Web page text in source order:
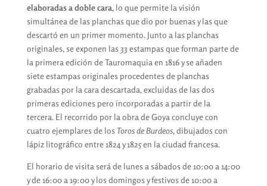
elaboradas a doble cara, lo que permite la visión
simultánea de las planchas que dio por buenas y las que
descartó en un primer momento. Junto a las planchas
originales, se exponen las 33 estampas que forman parte de
la primera edición de Tauromaquia en 1816 y se añaden
siete estampas originales procedentes de planchas
grabadas por la cara descartada, excluidas de las dos
primeras ediciones pero incorporadas a partir de la
tercera. El recorrido por la obra de Goya concluye con
cuatro ejemplares de losToros de Burdeos, dibujados con
lápiz litográfico entre 1824 y 1825 en la ciudad francesa.
El horario de visita será de lunes a sábados de 10:00 a 14:00
y de 16:00 a 19:00 y los domingos y festivos de 10:00 a